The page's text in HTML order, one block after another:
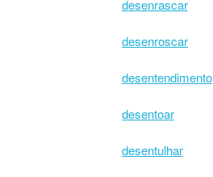
desenrascar
desenroscar
desentendimento
desentoar
desentulhar